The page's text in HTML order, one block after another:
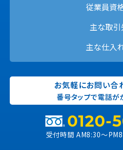
従業員資
主な取引
主な仕入
お気軽にお問い合
番号タップで電話が
0120-
受付時間 AM8:30〜